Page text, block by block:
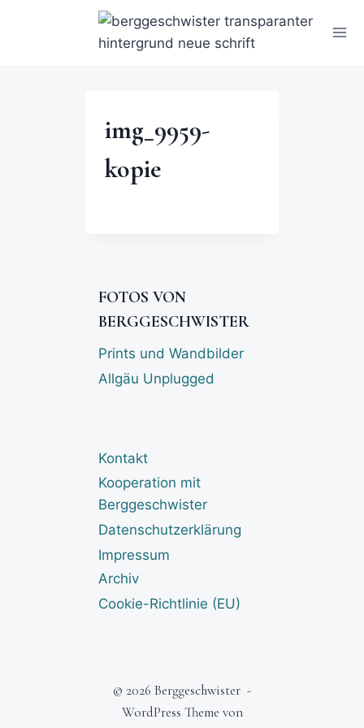
img_9959-
kopie
FOTOS VON
BERGGESCHWISTER
Prints und Wandbilder
Allgäu Unplugged
Kontakt
Kooperation mit
Berggeschwister
Datenschutzerklärung
Impressum
Archiv
Cookie-Richtlinie (EU)
© 2026 Berggeschwister -
WordPress Theme von